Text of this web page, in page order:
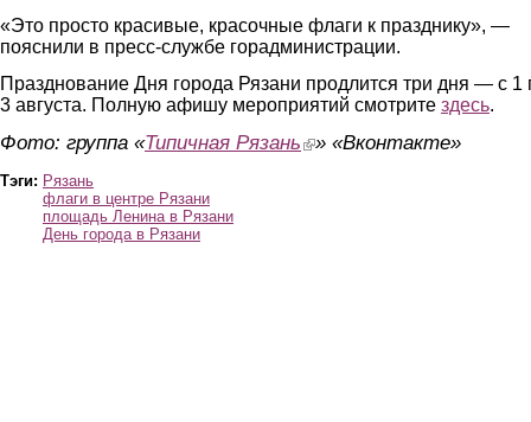
«Это просто красивые, красочные флаги к празднику», —
пояснили в пресс-службе горадминистрации.
Празднование Дня города Рязани продлится три дня — с 1
3 августа. Полную афишу мероприятий смотрите здесь.
Фото: группа «Типичная Рязань (link is external)
» «Вконтакте»
Тэги: Рязань
флаги в центре Рязани
площадь Ленина в Рязани
День города в Рязани